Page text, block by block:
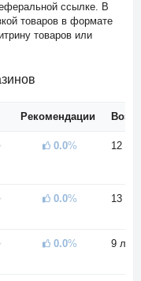
ссылке. В
товаров в формате
товаров или
Рекомендации
0.0% 12 лет
0.0% 13 лет
0.0% 9 лет